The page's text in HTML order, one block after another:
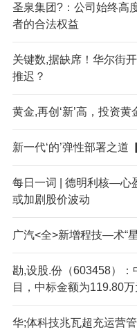
圣泉集团?：公司始终高
者的合法权益
关键数,据缺席！华尔街
推迟？
黄金,再创‘新’高，投资
新一代‘的’弹性部署之
每日一词 | 德明利核—心
或加剧股价波动
广汽<全>新增程技—术“
勘,设股.份（603458）
目，中标金额为119.80万
华;体科技兆瓦超充运营